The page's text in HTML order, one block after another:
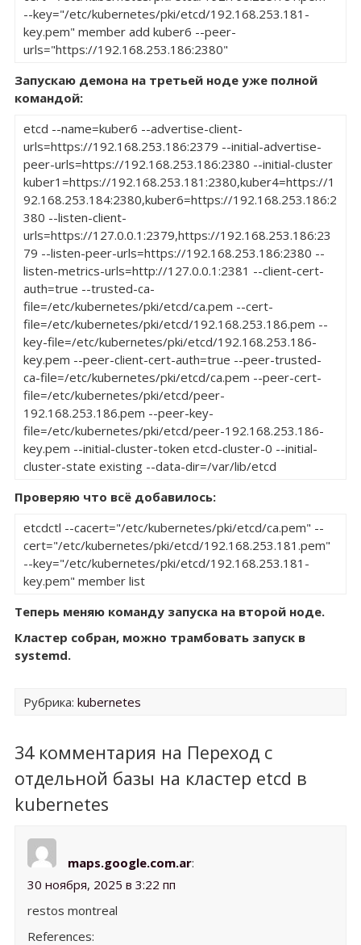
--key="/etc/kubernetes/pki/etcd/192.168.253.181-
key.pem" member add kuber6 --peer-
urls="https://192.168.253.186:2380"
Запускаю демона на третьей ноде уже полной
командой:
etcd --name=kuber6 --advertise-client-
urls=https://192.168.253.186:2379 --initial-advertise-
peer-urls=https://192.168.253.186:2380 --initial-cluster
kuber1=https://192.168.253.181:2380,kuber4=https://1
92.168.253.184:2380,kuber6=https://192.168.253.186:2
380 --listen-client-
urls=https://127.0.0.1:2379,https://192.168.253.186:23
79 --listen-peer-urls=https://192.168.253.186:2380 --
listen-metrics-urls=http://127.0.0.1:2381 --client-cert-
auth=true --trusted-ca-
file=/etc/kubernetes/pki/etcd/ca.pem --cert-
file=/etc/kubernetes/pki/etcd/192.168.253.186.pem --
key-file=/etc/kubernetes/pki/etcd/192.168.253.186-
key.pem --peer-client-cert-auth=true --peer-trusted-
ca-file=/etc/kubernetes/pki/etcd/ca.pem --peer-cert-
file=/etc/kubernetes/pki/etcd/peer-
192.168.253.186.pem --peer-key-
file=/etc/kubernetes/pki/etcd/peer-192.168.253.186-
key.pem --initial-cluster-token etcd-cluster-0 --initial-
cluster-state existing --data-dir=/var/lib/etcd
Проверяю что всё добавилось:
etcdctl --cacert="/etc/kubernetes/pki/etcd/ca.pem" --
cert="/etc/kubernetes/pki/etcd/192.168.253.181.pem"
--key="/etc/kubernetes/pki/etcd/192.168.253.181-
key.pem" member list
Теперь меняю команду запуска на второй ноде.
Кластер собран, можно трамбовать запуск в
systemd.
Рубрика: kubernetes
34 комментария на Переход с
отдельной базы на кластер etcd в
kubernetes
maps.google.com.ar:
30 ноября, 2025 в 3:22 пп
restos montreal
References: